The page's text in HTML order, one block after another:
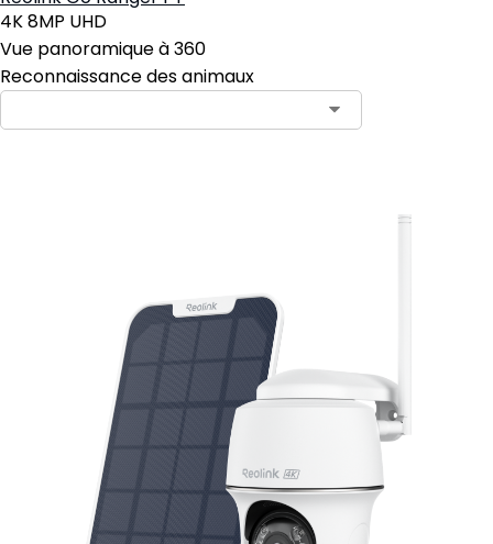
4K 8MP UHD
Vue panoramique à 360
Reconnaissance des animaux